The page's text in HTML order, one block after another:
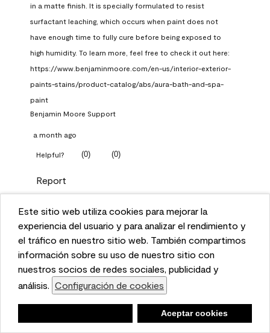
This website uses cookies to enhance user experience
and to analyze performance and traffic on our website.
We also share information about your use of our site
with our social media, advertising, and analytics
partners. Cookie Settings
Accept Cookies
Este sitio web utiliza cookies para mejorar la
experiencia del usuario y para analizar el rendimiento y
el tráfico en nuestro sitio web. También compartimos
información sobre su uso de nuestro sitio con
nuestros socios de redes sociales, publicidad y
análisis. Configuración de cookies
Aceptar cookies
in a matte finish. It is specially formulated to resist
surfactant leaching, which occurs when paint does not
have enough time to fully cure before being exposed to
high humidity. To learn more, feel free to check it out here:
https://www.benjaminmoore.com/en-us/interior-exterior-
paints-stains/product-catalog/abs/aura-bath-and-spa-
paint
Benjamin Moore Support
a month ago
Helpful? (0) (0)
Report
Q: What Aura paint color
should I use in north facing
entryway?
1 Answer